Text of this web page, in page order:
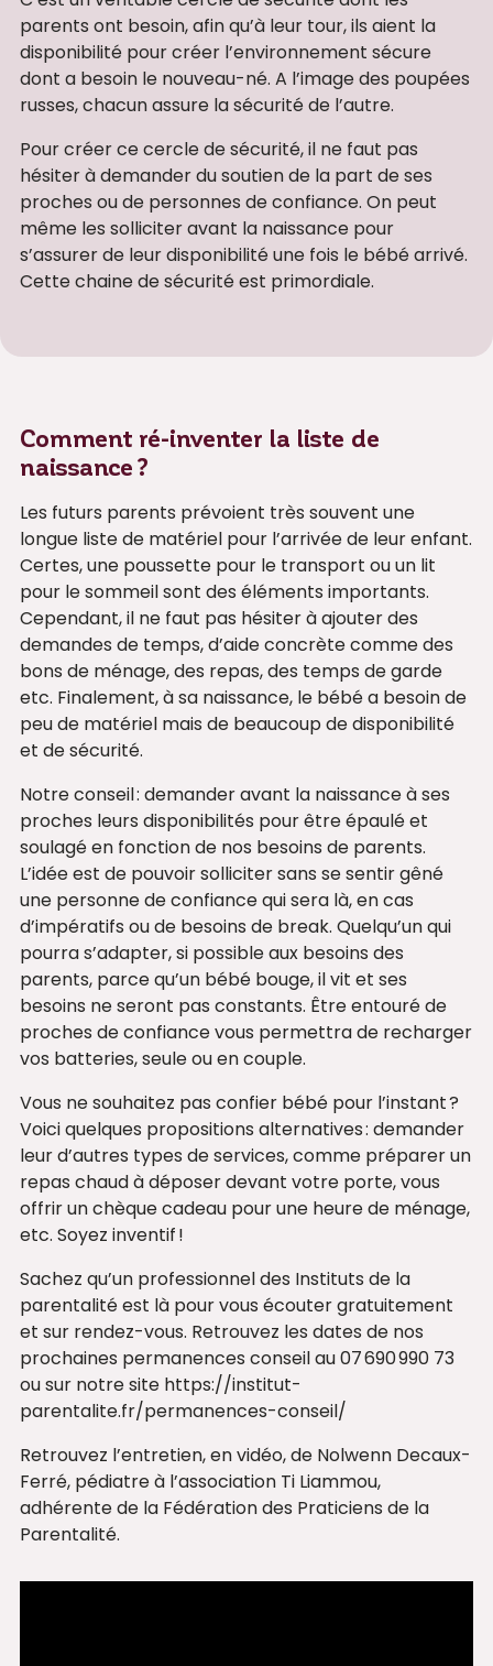
parents ont besoin, afin qu’à leur tour, ils aient la
disponibilité pour créer l’environnement sécure
dont a besoin le nouveau-né. A l’image des poupées
russes, chacun assure la sécurité de l’autre.
Pour créer ce cercle de sécurité, il ne faut pas
hésiter à demander du soutien de la part de ses
proches ou de personnes de confiance. On peut
même les solliciter avant la naissance pour
s’assurer de leur disponibilité une fois le bébé arrivé.
Cette chaine de sécurité est primordiale.
Comment ré-inventer la liste de
naissance ?
Les futurs parents prévoient très souvent une
longue liste de matériel pour l’arrivée de leur enfant.
Certes, une poussette pour le transport ou un lit
pour le sommeil sont des éléments importants.
Cependant, il ne faut pas hésiter à ajouter des
demandes de temps, d’aide concrète comme des
bons de ménage, des repas, des temps de garde
etc. Finalement, à sa naissance, le bébé a besoin de
peu de matériel mais de beaucoup de disponibilité
et de sécurité.
Notre conseil : demander avant la naissance à ses
proches leurs disponibilités pour être épaulé et
soulagé en fonction de nos besoins de parents.
L’idée est de pouvoir solliciter sans se sentir gêné
une personne de confiance qui sera là, en cas
d’impératifs ou de besoins de break. Quelqu’un qui
pourra s’adapter, si possible aux besoins des
parents, parce qu’un bébé bouge, il vit et ses
besoins ne seront pas constants. Être entouré de
proches de confiance vous permettra de recharger
vos batteries, seule ou en couple.
Vous ne souhaitez pas confier bébé pour l’instant ?
Voici quelques propositions alternatives : demander
leur d’autres types de services, comme préparer un
repas chaud à déposer devant votre porte, vous
offrir un chèque cadeau pour une heure de ménage,
etc. Soyez inventif !
Sachez qu’un professionnel des Instituts de la
parentalité est là pour vous écouter gratuitement
et sur rendez-vous. Retrouvez les dates de nos
prochaines permanences conseil au 07 690 990 73
ou sur notre site https://institut-
parentalite.fr/permanences-conseil/
Retrouvez l’entretien, en vidéo, de Nolwenn Decaux-
Ferré, pédiatre à l’association Ti Liammou,
adhérente de la Fédération des Praticiens de la
Parentalité.